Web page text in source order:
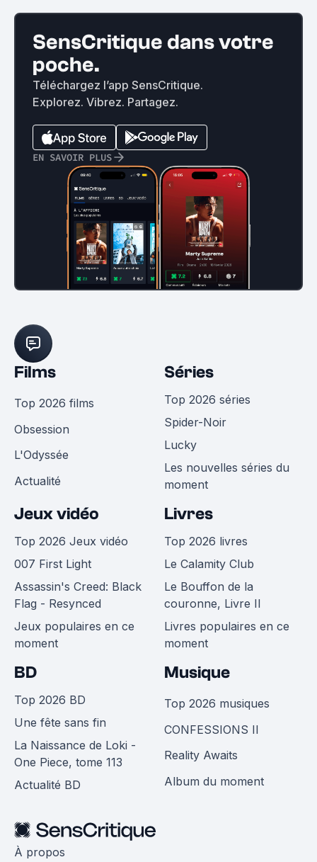
SensCritique dans votre
poche.
Téléchargez l’app SensCritique.
Explorez. Vibrez. Partagez.
EN SAVOIR PLUS
Films
Top 2026 films
Obsession
L'Odyssée
Actualité
Séries
Top 2026 séries
Spider-Noir
Lucky
Les nouvelles séries du
moment
Jeux vidéo
Top 2026 Jeux vidéo
007 First Light
Assassin's Creed: Black
Flag - Resynced
Jeux populaires en ce
moment
Livres
Top 2026 livres
Le Calamity Club
Le Bouffon de la
couronne, Livre II
Livres populaires en ce
moment
BD
Top 2026 BD
Une fête sans fin
La Naissance de Loki -
One Piece, tome 113
Actualité BD
Musique
Top 2026 musiques
CONFESSIONS II
Reality Awaits
Album du moment
À propos